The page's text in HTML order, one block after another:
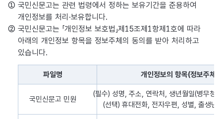
① 국민신문고는 관련 법령에서 정하는 보유기간을 준용하여
개인정보를 처리·보유합니다.
② 국민신문고는 「개인정보 보호법」제15조제1항제1호에 따라
아래의 개인정보 항목을 정보주체의 동의를 받아 처리하고
있습니다.
개인정보 처리목적 내용을 나타낸 표로, 개인정보 파일의 명, 개인
파일명 개인정보의 항목(정보주체)
국민신문고 민원
(필수) 성명, 주소, 연락처, 생년월일(병무청
(선택) 휴대전화, 전자우편, 성별, 출생년